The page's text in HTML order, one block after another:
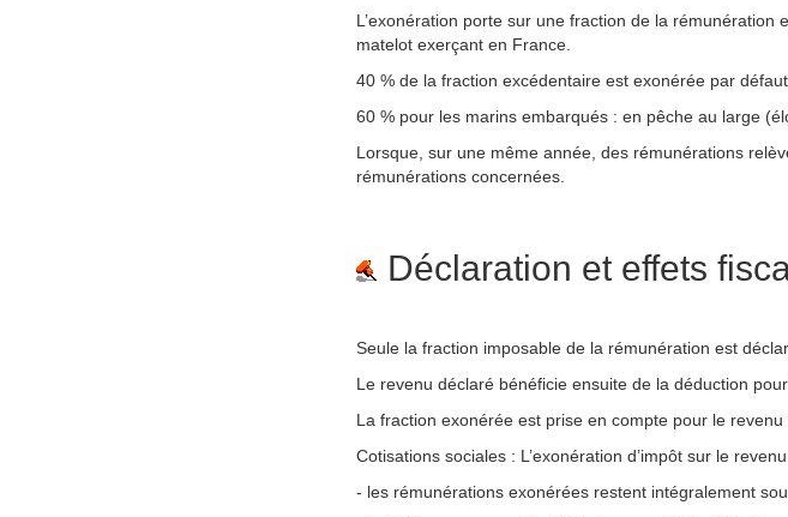
L’exonération porte sur une fraction de la
matelot exerçant en France.
40 % de la fraction excédentaire est exonérée par
60 % pour les marins embarqués : en pêche au large
Lorsque, sur une même année, des rémunérations
rémunérations concernées.
Déclaration et effets
Seule la fraction imposable de la rémunération est
Le revenu déclaré bénéficie ensuite de la déduction
La fraction exonérée est prise en compte pour le
Cotisations sociales : L’exonération d’impôt sur le
- les rémunérations exonérées restent intégralement